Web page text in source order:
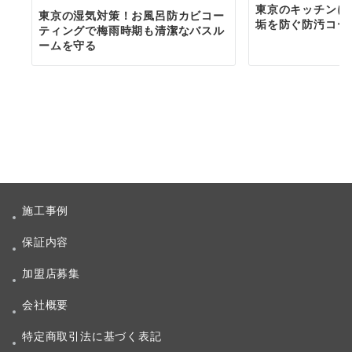
東京の湿気対策！お風呂防カビコー
ティングで梅雨時期も清潔なバスル
ームを守る
東京のキッチン
垢を防ぐ防汚コ
施工事例
保証内容
加盟店募集
会社概要
特定商取引法に基づく表記